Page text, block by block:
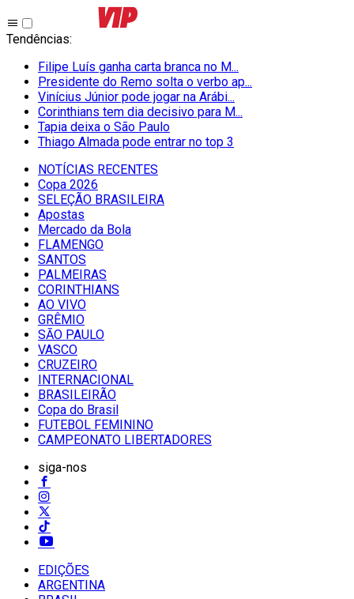
Tendências:
Filipe Luís ganha carta branca no M...
Presidente do Remo solta o verbo ap...
Vinícius Júnior pode jogar na Arábi...
Corinthians tem dia decisivo para M...
Tapia deixa o São Paulo
Thiago Almada pode entrar no top 3
NOTÍCIAS RECENTES
Copa 2026
SELEÇÃO BRASILEIRA
Apostas
Mercado da Bola
FLAMENGO
SANTOS
PALMEIRAS
CORINTHIANS
AO VIVO
GRÊMIO
SĀO PAULO
VASCO
CRUZEIRO
INTERNACIONAL
BRASILEIRÃO
Copa do Brasil
FUTEBOL FEMININO
CAMPEONATO LIBERTADORES
siga-nos
EDIÇÕES
ARGENTINA